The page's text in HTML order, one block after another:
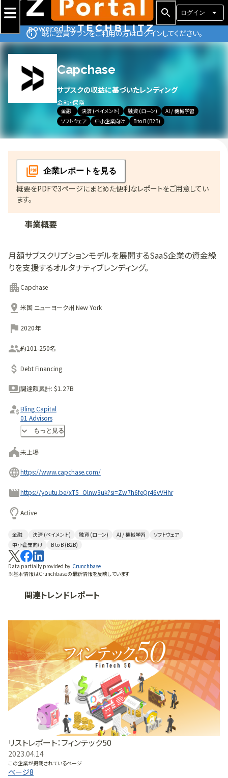
ログイン
既に会員プランをご利用の方はログインしてください。
Capchase
サブスクの収益に基づいたレンディング
金融・保険
金融 決済 (ペイメント) 融資 (ローン)
AI / 機械学習
ソフトウェア
中小企業向け B to B (B2B)
企業レポート を見る
概要をPDFで3ページにまとめた便利なレポートをご用意してい
ます。
事業概要
月額サブスクリプションモデルを展開するSaaS企業の資金繰
りを支援するオルタナティブレンディング。
Capchase
米国 ニューヨーク州 New York
2020年
約101-250名
Debt Financing
調達額累計: $1.27B
Bling Capital
01 Advisors
SciFi VCもっと見る
未上場
https://www.capchase.com/
https://youtu.be/xT5_Olnw3uk?si=Zw7h6feQr46vVHhr
Active
金融 決済 (ペイメント) 融資 (ローン) AI / 機械学習
ソフトウェア
中小企業向け
B to B (B2B)
Data partially provided by Crunchbase
※基本情報はCrunchbaseの最新情報を反映しています
関連トレンドレポート
リストレポート：フィンテック50
2023.04.14
この企業が掲載されているページ
ページ8